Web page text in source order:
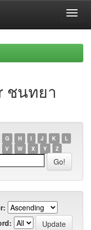
ชนทยา
G H I J K
L
V W X Y Z